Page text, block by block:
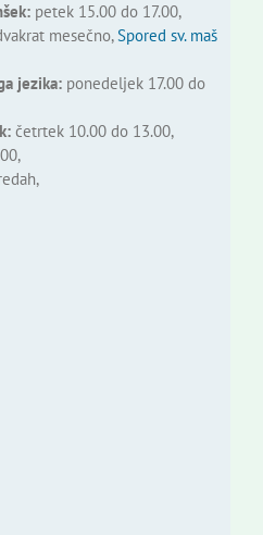
petek 15.00 do 17.00,
mesečno,Spored sv. maš
jezika:ponedeljek 17.00 do
četrtek 10.00 do 13.00,